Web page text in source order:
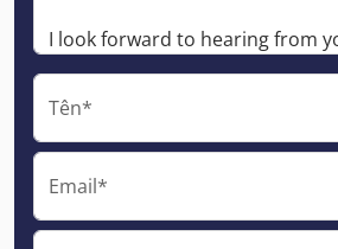
Tên*
Email*